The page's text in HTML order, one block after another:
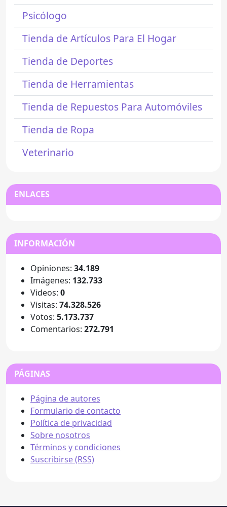
Psicólogo
Tienda de Artículos Para El Hogar
Tienda de Deportes
Tienda de Herramientas
Tienda de Repuestos Para Automóviles
Tienda de Ropa
Veterinario
ENLACES
INFORMACIÓN
Opiniones: 34.189
Imágenes: 132.733
Videos: 0
Visitas: 74.328.526
Votos: 5.173.737
Comentarios: 272.791
PÁGINAS
Página de autores
Formulario de contacto
Política de privacidad
Sobre nosotros
Términos y condiciones
Suscribirse (RSS)